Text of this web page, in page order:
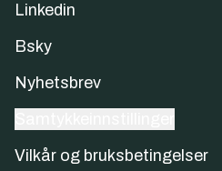
Linkedin
Bsky
Nyhetsbrev
Vilkår og bruksbetingelser